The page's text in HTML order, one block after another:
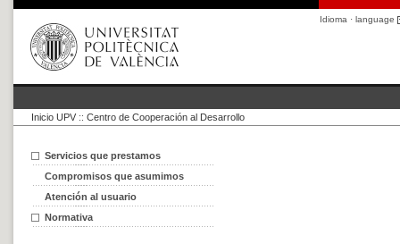
Idioma · language
Inicio UPV :: Centro de Cooperación al Desarrollo
Servicios que prestamos
Compromisos que asumimos
Atención al usuario
Normativa